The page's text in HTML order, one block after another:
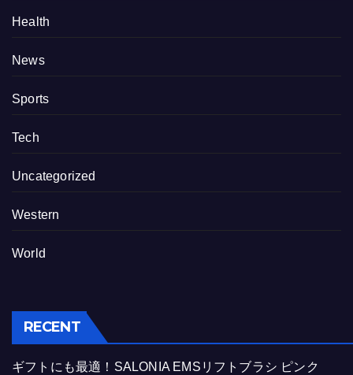
Health
News
Sports
Tech
Uncategorized
Western
World
RECENT
ギフトにも最適！SALONIA EMSリフトブラシ ピンク